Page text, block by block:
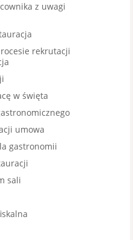
z uwagi
rekrutacji
w święta
umowa
gastronomii
sali